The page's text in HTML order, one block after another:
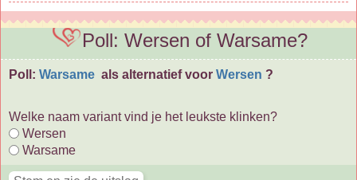
Poll: Wersen of Warsame?
Poll: Warsame als alternatief voor Wersen ?
Welke naam variant vind je het leukste klinken?
Wersen
Warsame